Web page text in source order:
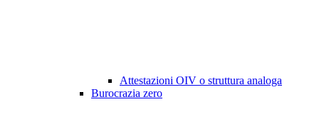
Attestazioni OIV o struttura analoga
Burocrazia zero